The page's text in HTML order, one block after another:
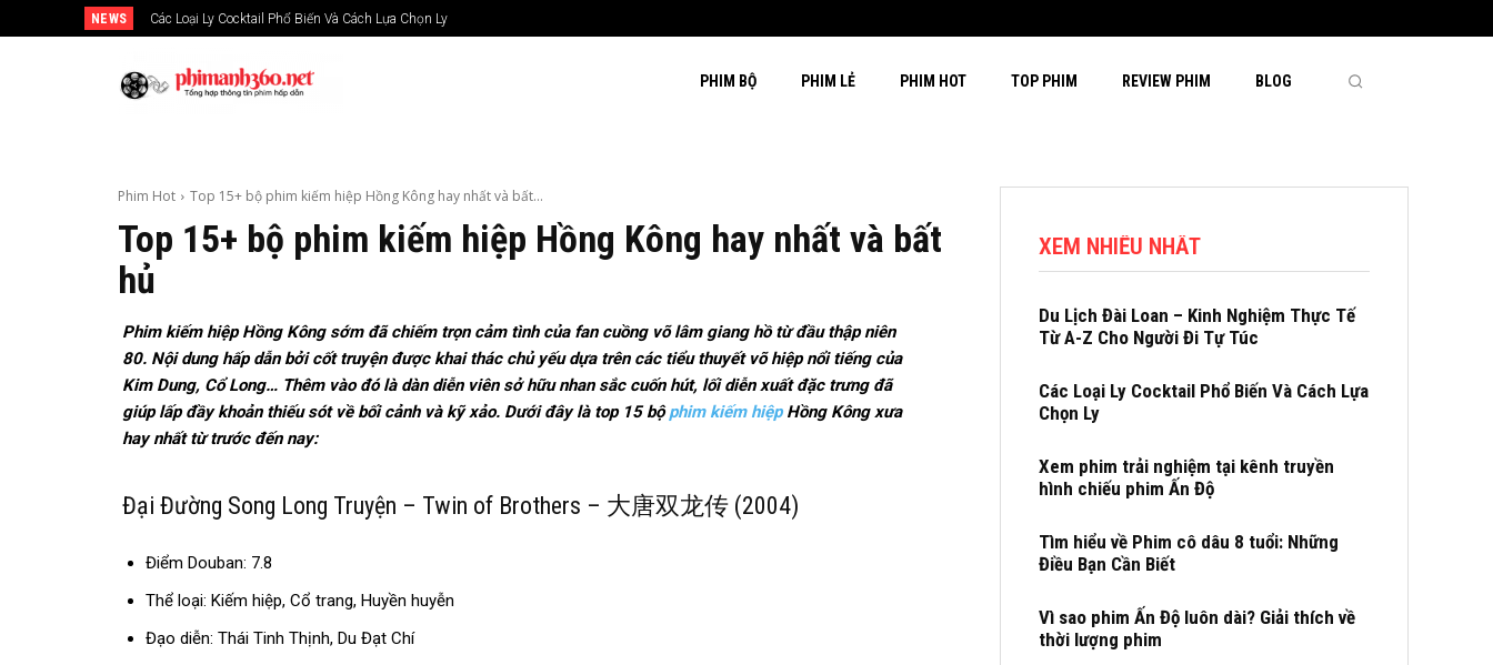
NEWS Các Loại Ly Cocktail Phổ Biến Và Cách Lựa Chọn Ly
PHIM BỘ PHIM LẺ PHIM HOT TOP PHIM REVIEW PHIM BLOG
Phim Hot Top 15+ bộ phim kiếm hiệp Hồng Kông hay nhất và bất...
Top 15+ bộ phim kiếm hiệp Hồng Kông hay nhất và bất
hủ
Phim kiếm hiệp Hồng Kông sớm đã chiếm trọn cảm tình của fan cuồng võ lâm giang hồ từ đầu thập niên
80. Nội dung hấp dẫn bởi cốt truyện được khai thác chủ yếu dựa trên các tiểu thuyết võ hiệp nổi tiếng của
Kim Dung, Cổ Long… Thêm vào đó là dàn diễn viên sở hữu nhan sắc cuốn hút, lối diễn xuất đặc trưng đã
giúp lấp đầy khoản thiếu sót về bối cảnh và kỹ xảo. Dưới đây là top 15 bộphim kiếm hiệpHồng Kông xưa
hay nhất từ trước đến nay:
Đại Đường Song Long Truyện – Twin of Brothers – 大唐双龙传 (2004)
Điểm Douban: 7.8
Thể loại: Kiếm hiệp, Cổ trang, Huyền huyễn
Đạo diễn: Thái Tinh Thịnh, Du Đạt Chí
XEM NHIỀU NHẤT
Du Lịch Đài Loan – Kinh Nghiệm Thực Tế
Từ A-Z Cho Người Đi Tự Túc
Các Loại Ly Cocktail Phổ Biến Và Cách Lựa
Chọn Ly
Xem phim trải nghiệm tại kênh truyền
hình chiếu phim Ấn Độ
Tìm hiểu về Phim cô dâu 8 tuổi: Những
Điều Bạn Cần Biết
Vì sao phim Ấn Độ luôn dài? Giải thích về
thời lượng phim